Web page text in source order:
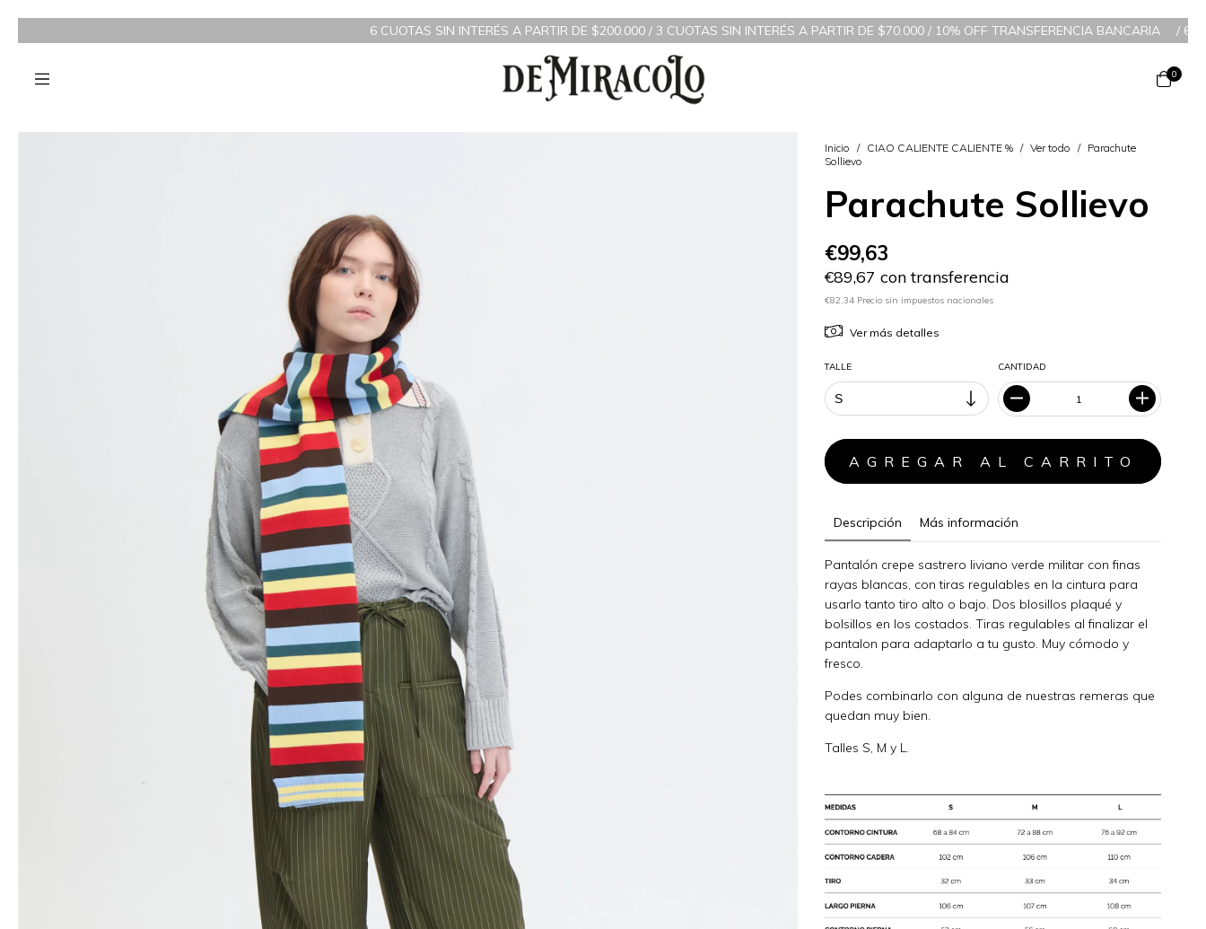
6 CUOTAS SIN INTERÉS A PARTIR DE $200.000 / 3 CUOTAS SIN INTERÉS A PARTIR DE $70.000 / 10% OFF TRANSFERENCIA BANCARIA /6 CUOTAS SIN
0
Inicio / CIAO CALIENTE CALIENTE % / Ver todo / Parachute
Sollievo
Parachute Sollievo
€99,63
€89,67 con transferencia
€82,34 Precio sin impuestos nacionales
Ver más detalles
TALLE CANTIDAD
Descripción Más información
Pantalón crepe sastrero liviano verde militar con finas
rayas blancas, con tiras regulables en la cintura para
usarlo tanto tiro alto o bajo. Dos blosillos plaqué y
bolsillos en los costados. Tiras regulables al finalizar el
pantalon para adaptarlo a tu gusto. Muy cómodo y
fresco.
Podes combinarlo con alguna de nuestras remeras que
quedan muy bien.
Talles S, M y L.